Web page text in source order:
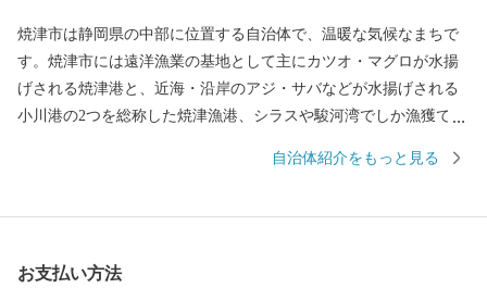
焼津市は静岡県の中部に位置する自治体で、温暖な気候なまちで
す。焼津市には遠洋漁業の基地として主にカツオ・マグロが水揚
げされる焼津港と、近海・沿岸のアジ・サバなどが水揚げされる
小川港の2つを総称した焼津漁港、シラスや駿河湾でしか漁獲でき
焼津では水産加工業も全国屈指の生産地となっており、カツオ節
をお楽しみください。
自治体紹介をもっと見る
お支払い方法